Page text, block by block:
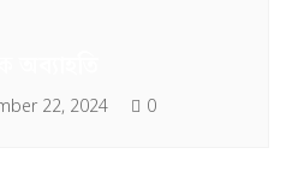
22, 2024 0